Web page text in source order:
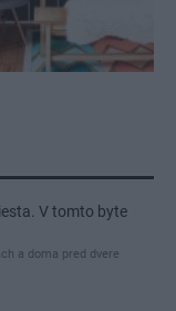
V tomto byte
a doma pred dvere